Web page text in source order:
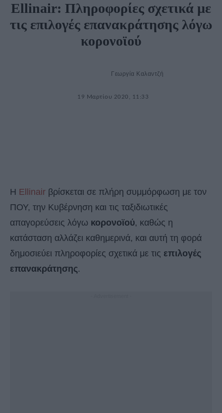
Ellinair: Πληροφορίες σχετικά με
τις επιλογές επανακράτησης λόγω
κορονοϊού
Γεωργία Καλαντζή
19 Μαρτίου 2020, 11:33
Η Ellinair βρίσκεται σε πλήρη συμμόρφωση με τον
ΠΟΥ, την Κυβέρνηση και τις ταξιδιωτικές
απαγορεύσεις λόγω κορονοϊού, καθώς η
κατάσταση αλλάζει καθημερινά, και αυτή τη φορά
δημοσιεύει πληροφορίες σχετικά με τις επιλογές
επανακράτησης.